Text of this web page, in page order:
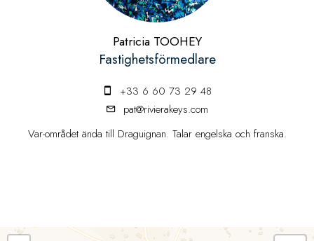
Patricia TOOHEY
Fastighetsförmedlare
+33 6 60 73 29 48
pat@rivierakeys.com
Var-området ända till Draguignan. Talar engelska och franska.